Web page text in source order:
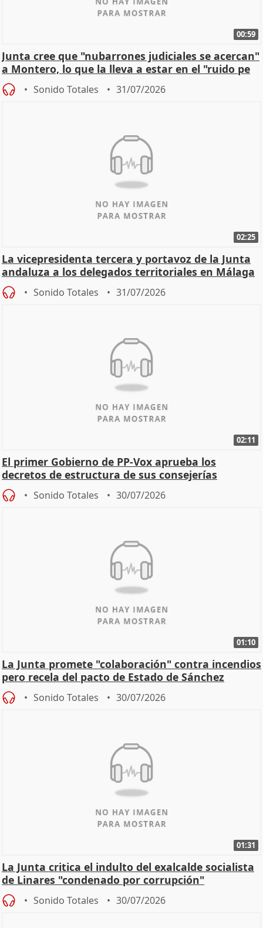
00:59
Junta cree que "nubarrones judiciales se acercan"
a Montero, lo que la lleva a estar en el "ruido pe
Sonido Totales 31/07/2026
02:25
La vicepresidenta tercera y portavoz de la Junta
andaluza a los delegados territoriales en Málaga
Sonido Totales 31/07/2026
02:11
El primer Gobierno de PP-Vox aprueba los
decretos de estructura de sus consejerías
Sonido Totales 30/07/2026
01:10
La Junta promete "colaboración" contra incendios
pero recela del pacto de Estado de Sánchez
Sonido Totales 30/07/2026
01:31
La Junta critica el indulto del exalcalde socialista
de Linares "condenado por corrupción"
Sonido Totales 30/07/2026